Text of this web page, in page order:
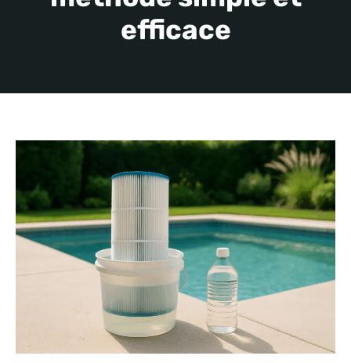
efficace